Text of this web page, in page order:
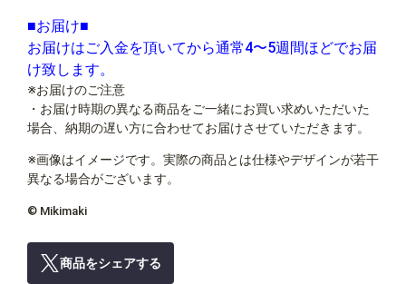
■お届け■
お届けはご入金を頂いてから通常4〜5週間ほどでお届
け致します。
※お届けのご注意
・お届け時期の異なる商品をご一緒にお買い求めいただいた
場合、納期の遅い方に合わせてお届けさせていただきます。
※画像はイメージです。実際の商品とは仕様やデザインが若干
異なる場合がございます。
© Mikimaki
商品をシェアする